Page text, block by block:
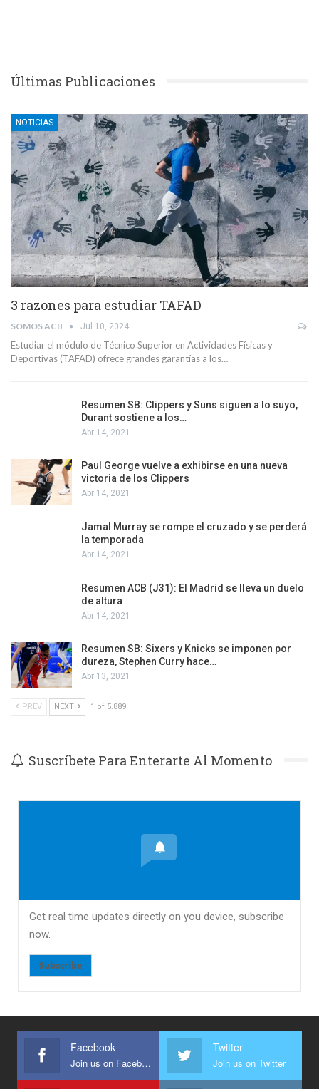
Últimas Publicaciones
NOTICIAS
3 razones para estudiar TAFAD
SOMOS ACB Jul 10, 2024
Estudiar el módulo de Técnico Superior en Actividades Físicas y
Deportivas (TAFAD) ofrece grandes garantías a los…
Resumen SB: Clippers y Suns siguen a lo suyo,
Durant sostiene a los…
Abr 14, 2021
Paul George vuelve a exhibirse en una nueva
victoria de los Clippers
Abr 14, 2021
Jamal Murray se rompe el cruzado y se perderá
la temporada
Abr 14, 2021
Resumen ACB (J31): El Madrid se lleva un duelo
de altura
Abr 14, 2021
Resumen SB: Sixers y Knicks se imponen por
dureza, Stephen Curry hace…
Abr 13, 2021
PREV NEXT 1 of 5.889
Suscríbete Para Enterarte Al Momento
Get real time updates directly on you device, subscribe
now.
Subscribe
Facebook
Join us on Facebook
Twitter
Join us on Twitter